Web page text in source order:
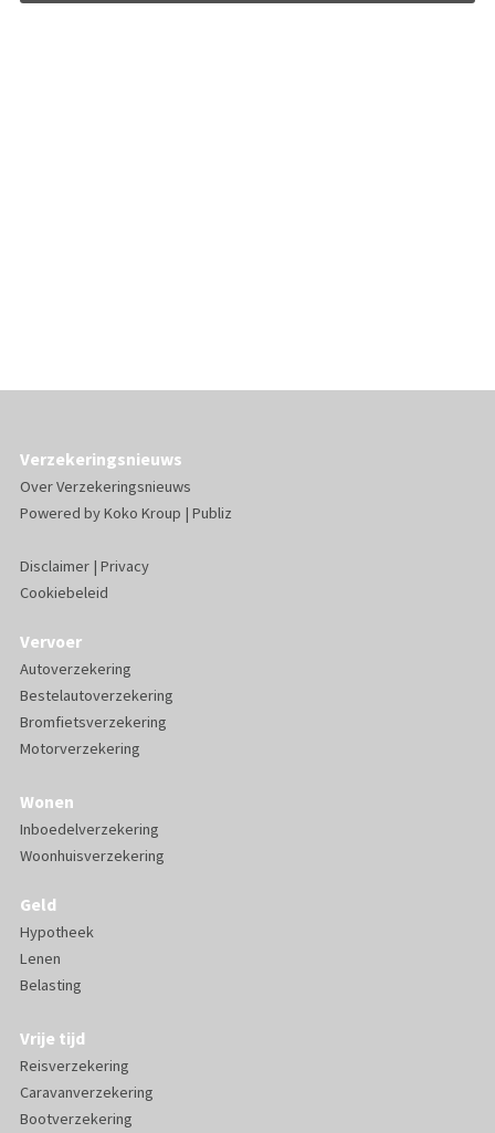
Verzekeringsnieuws
Over Verzekeringsnieuws
Powered byKoko Kroup | Publiz
Disclaimer| Privacy
Cookiebeleid
Vervoer
Autoverzekering
Bestelautoverzekering
Bromfietsverzekering
Motorverzekering
Wonen
Inboedelverzekering
Woonhuisverzekering
Geld
Hypotheek
Lenen
Belasting
Vrije tijd
Reisverzekering
Caravanverzekering
Bootverzekering